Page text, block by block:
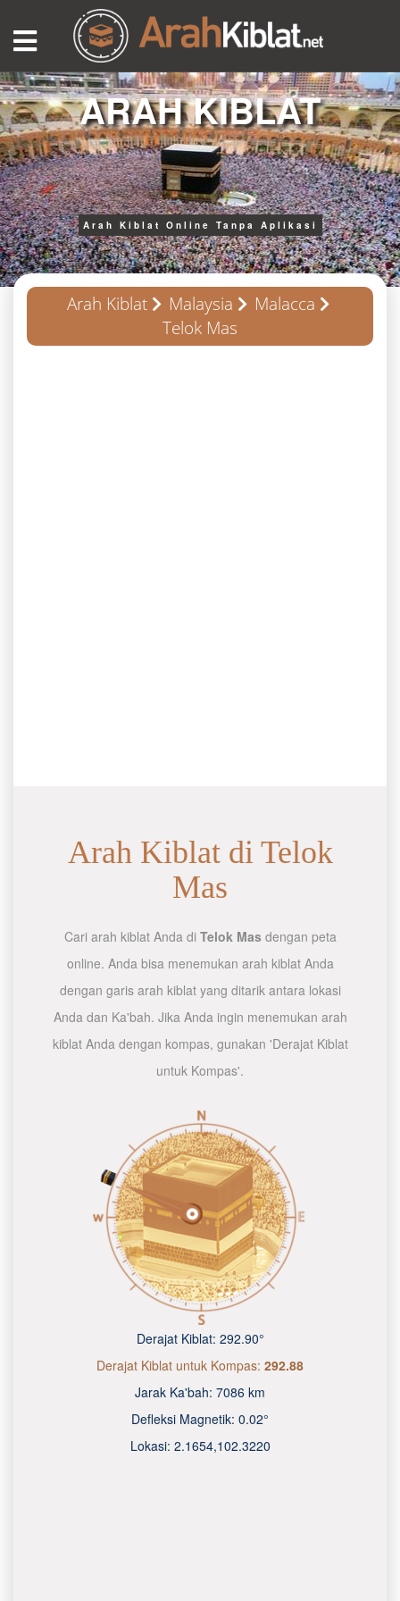
ARAH KIBLAT
Arah Kiblat Online Tanpa Aplikasi
Arah Kiblat Malaysia
Malacca
Telok Mas
Arah Kiblat di Telok
Mas
Cari arah kiblat Anda di Telok Mas dengan peta
online. Anda bisa menemukan arah kiblat Anda
dengan garis arah kiblat yang ditarik antara lokasi
Anda dan Ka'bah. Jika Anda ingin menemukan arah
kiblat Anda dengan kompas, gunakan 'Derajat Kiblat
untuk Kompas'.
Derajat Kiblat: 292.90°
Derajat Kiblat untuk Kompas: 292.88
Jarak Ka'bah: 7086 km
Defleksi Magnetik: 0.02°
Lokasi: 2.1654,102.3220